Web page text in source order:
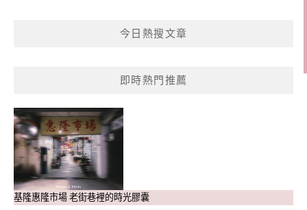
今日熱搜文章
即時熱門推薦
基隆惠隆市場 老街巷裡的時光膠囊